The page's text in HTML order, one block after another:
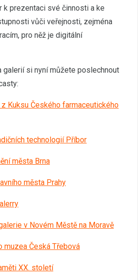
k prezentaci své činnosti a ke
vůči veřejnosti, zejména
pro něž je digitální
galerií si nyní můžete poslechnout
Kuksu Českého farmaceutického
technologií Příbor
města Brna
města Prahy
v Novém Městě na Moravě
muzea Česká Třebová
XX. století